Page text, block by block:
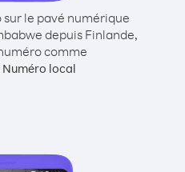
le pavé numérique
depuis Finlande,
comme
Numéro local